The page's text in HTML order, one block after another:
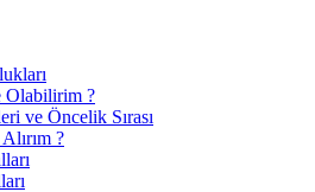
Olabilirim ?
ve Öncelik Sırası
?